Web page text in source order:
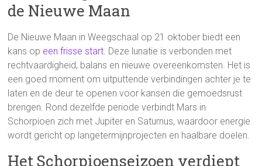
de Nieuwe Maan
De Nieuwe Maan in Weegschaal op 21 oktober biedt een
kans op een frisse start. Deze lunatie is verbonden met
rechtvaardigheid, balans en nieuwe overeenkomsten. Het is
een goed moment om uitputtende verbindingen achter je te
laten en de deur te openen voor kansen die gemoedsrust
brengen. Rond dezelfde periode verbindt Mars in
Schorpioen zich met Jupiter en Saturnus, waardoor energie
wordt gericht op langetermijnprojecten en haalbare doelen.
Het Schorpioenseizoen verdiept